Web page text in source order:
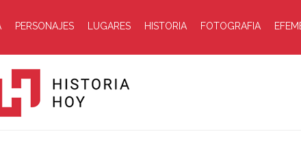
PERSONAJES LUGARES HISTORIA FOTOGRAFIA